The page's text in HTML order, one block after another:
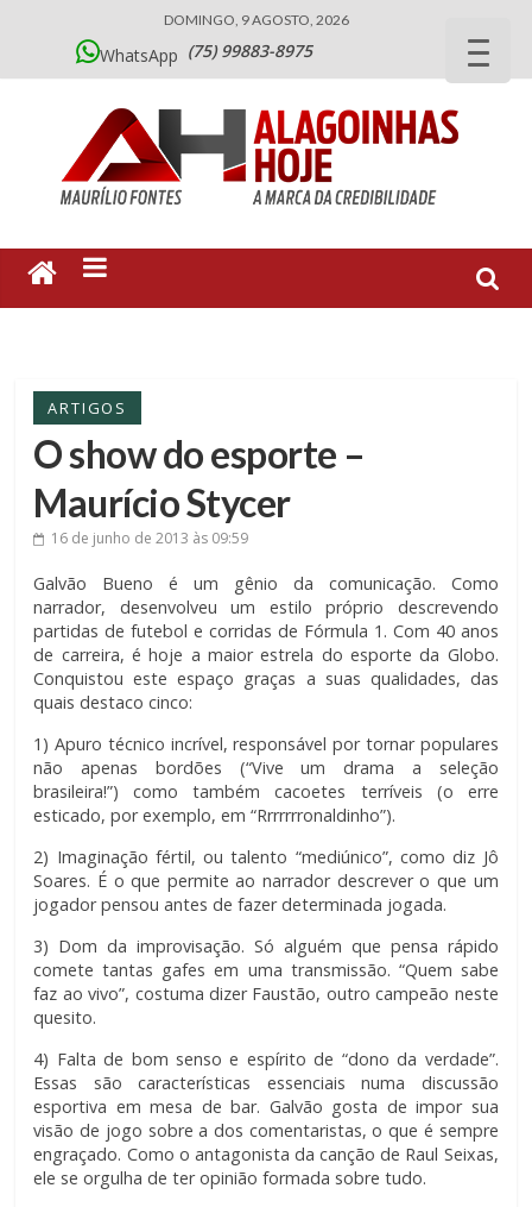
DOMINGO, 9 AGOSTO, 2026
WhatsApp (75) 99883-8975
ARTIGOS
O show do esporte –
Maurício Stycer
16 de junho de 2013 às 09:59
Galvão Bueno é um gênio da comunicação. Como
narrador, desenvolveu um estilo próprio descrevendo
partidas de futebol e corridas de Fórmula 1. Com 40 anos
de carreira, é hoje a maior estrela do esporte da Globo.
Conquistou este espaço graças a suas qualidades, das
quais destaco cinco:
1) Apuro técnico incrível, responsável por tornar populares
não apenas bordões (“Vive um drama a seleção
brasileira!”) como também cacoetes terríveis (o erre
esticado, por exemplo, em “Rrrrrrronaldinho”).
2) Imaginação fértil, ou talento “mediúnico”, como diz Jô
Soares. É o que permite ao narrador descrever o que um
jogador pensou antes de fazer determinada jogada.
3) Dom da improvisação. Só alguém que pensa rápido
comete tantas gafes em uma transmissão. “Quem sabe
faz ao vivo”, costuma dizer Faustão, outro campeão neste
quesito.
4) Falta de bom senso e espírito de “dono da verdade”.
Essas são características essenciais numa discussão
esportiva em mesa de bar. Galvão gosta de impor sua
visão de jogo sobre a dos comentaristas, o que é sempre
engraçado. Como o antagonista da canção de Raul Seixas,
ele se orgulha de ter opinião formada sobre tudo.